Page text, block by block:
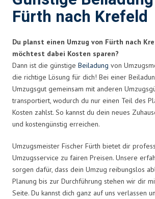
Fürth nach Krefeld
Du planst einen Umzug von Fürth nach
möchtest dabei Kosten sparen?
Dann ist die günstige Beiladung von
die richtige Lösung für dich! Bei einer
Umzugsgut gemeinsam mit anderen
transportiert, wodurch du nur einen Teil des
Kosten zahlst. So kannst du dein neues
und kostengünstig erreichen.
Umzugsmeister Fischer Fürth bietet dir
Umzugsservice zu fairen Preisen. Unsere
sorgen dafür, dass dein Umzug reibungslos
Planung bis zur Durchführung stehen wir dir
Seite. Du kannst dich ganz auf uns verlassen